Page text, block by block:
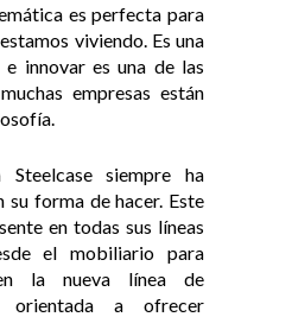
es perfecta para
viviendo. Es una
innovar es una de las
empresas están
Steelcase siempre ha
su forma de hacer. Este
en todas sus líneas
el mobiliario para
la nueva línea de
orientada a ofrecer